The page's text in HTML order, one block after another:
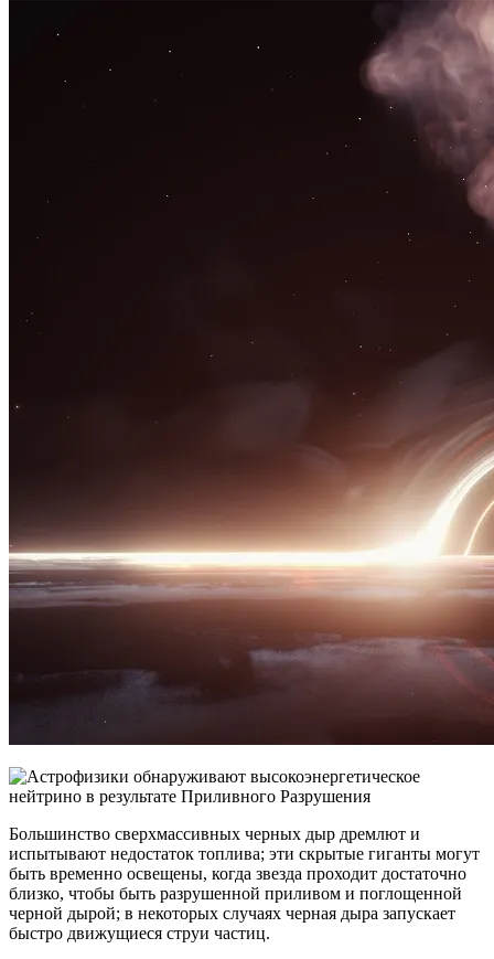
Большинство сверхмассивных черных дыр дремлют и
испытывают недостаток топлива; эти скрытые гиганты могут
быть временно освещены, когда звезда проходит достаточно
близко, чтобы быть разрушенной приливом и поглощенной
черной дырой; в некоторых случаях черная дыра запускает
быстро движущиеся струи частиц.